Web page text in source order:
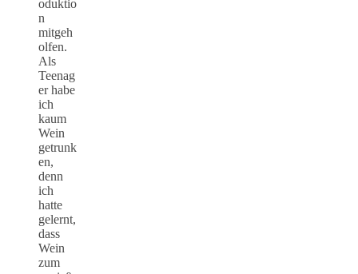
oduktio
n
mitgeh
olfen.
Als
Teenag
er habe
ich
kaum
Wein
getrunk
en,
denn
ich
hatte
gelernt,
dass
Wein
zum